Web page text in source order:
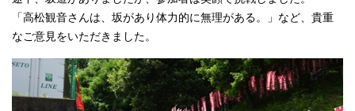
「高松観音さんは、坂があり体力的に無理がある。」など、貴重
なご意見をいただきました。